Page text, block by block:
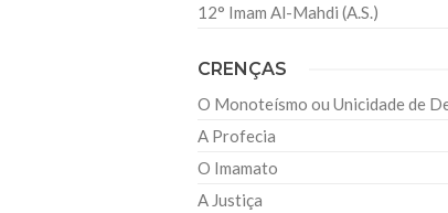
12° Imam Al-Mahdi (A.S.)
CRENÇAS
O Monoteísmo ou Unicidade de
A Profecia
O Imamato
A Justiça